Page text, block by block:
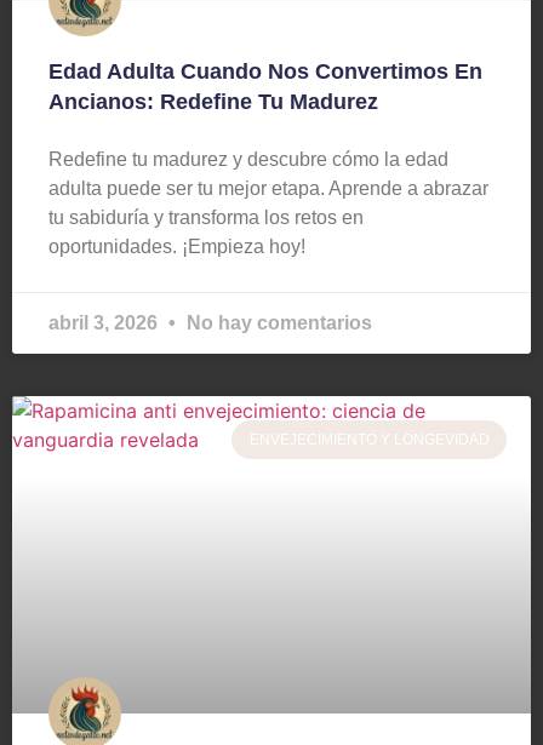
Edad Adulta Cuando Nos Convertimos En
Ancianos: Redefine Tu Madurez
Redefine tu madurez y descubre cómo la edad
adulta puede ser tu mejor etapa. Aprende a abrazar
tu sabiduría y transforma los retos en
oportunidades. ¡Empieza hoy!
abril 3, 2026 No hay comentarios
ENVEJECIMIENTO Y LONGEVIDAD